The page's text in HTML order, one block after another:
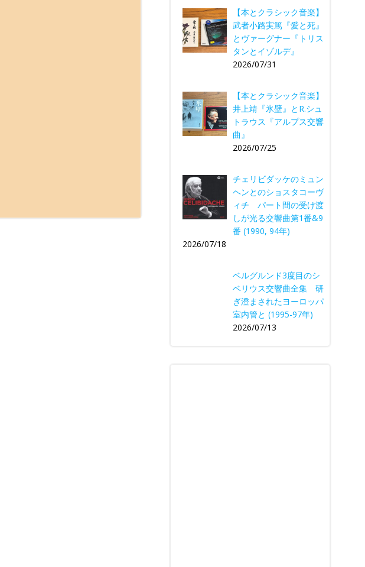
【本とクラシック音楽】
武者小路実篤『愛と死』
とヴァーグナー『トリス
タンとイゾルデ』
2026/07/31
【本とクラシック音楽】
井上靖『氷壁』とR.シュ
トラウス『アルプス交響
曲』
2026/07/25
チェリビダッケのミュン
ヘンとのショスタコーヴ
ィチ パート間の受け渡
しが光る交響曲第1番&9
番 (1990, 94年)
2026/07/18
ベルグルンド3度目のシ
ベリウス交響曲全集 研
ぎ澄まされたヨーロッパ
室内管と (1995-97年)
2026/07/13